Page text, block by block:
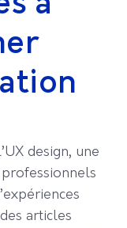
design, une
articles